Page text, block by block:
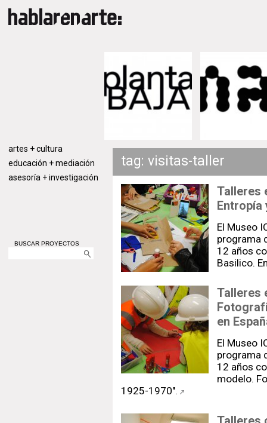
artes + cultura
educación + mediación
asesoría + investigación
BUSCAR PROYECTOS
tag: visitas-taller
Talleres
Entropía
El Museo
programa
12 años
Basilico.
Talleres
en
El Museo
programa
12 años
modelo.
1925-1970".